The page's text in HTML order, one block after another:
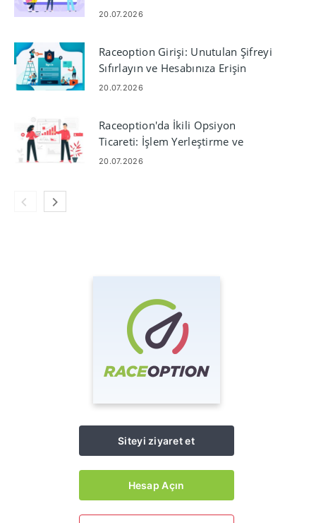
Başlayın
20.07.2026
Raceoption Girişi: Unutulan Şifreyi
Sıfırlayın ve Hesabınıza Erişin
20.07.2026
Raceoption'da İkili Opsiyon
Ticareti: İşlem Yerleştirme ve
Yönetme
20.07.2026
Siteyi ziyaret et
Hesap Açın